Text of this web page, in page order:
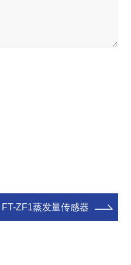
FT-ZF1蒸发量传感器